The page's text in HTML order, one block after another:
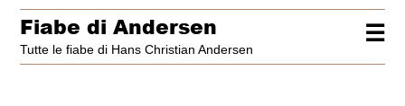
☰
Fiabe di Andersen
Tutte le fiabe di Hans Christian Andersen